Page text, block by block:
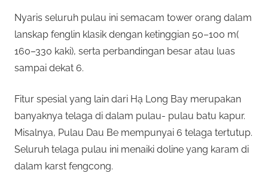
Nyaris seluruh pulau ini semacam tower orang dalam
lanskap fenglin klasik dengan ketinggian 50–100 m(
160–330 kaki), serta perbandingan besar atau luas
sampai dekat 6.
Fitur spesial yang lain dari Hạ Long Bay merupakan
banyaknya telaga di dalam pulau- pulau batu kapur.
Misalnya, Pulau Dau Be mempunyai 6 telaga tertutup.
Seluruh telaga pulau ini menaiki doline yang karam di
dalam karst fengcong.